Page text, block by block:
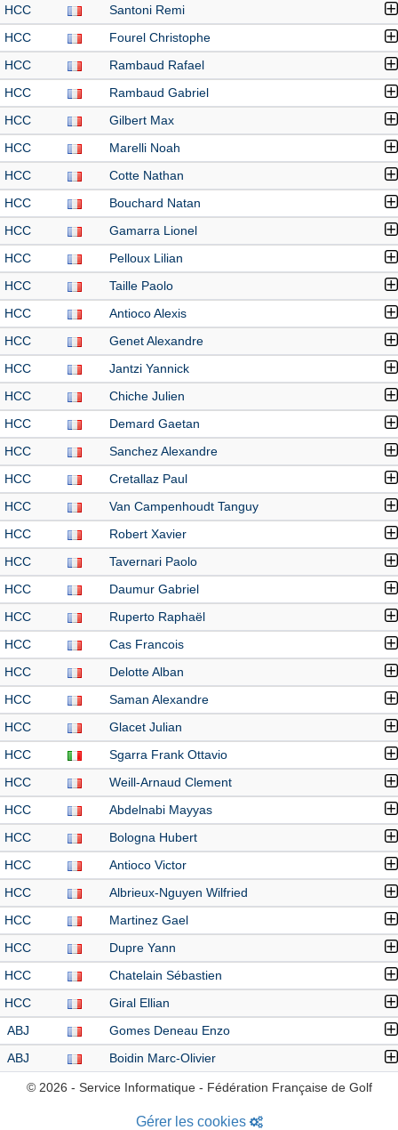
HCC Santoni Remi
HCC Fourel Christophe
HCC Rambaud Rafael
HCC Rambaud Gabriel
HCC Gilbert Max
HCC Marelli Noah
HCC Cotte Nathan
HCC Bouchard Natan
HCC Gamarra Lionel
HCC Pelloux Lilian
HCC Taille Paolo
HCC Antioco Alexis
HCC Genet Alexandre
HCC Jantzi Yannick
HCC Chiche Julien
HCC Demard Gaetan
HCC Sanchez Alexandre
HCC Cretallaz Paul
HCC Van Campenhoudt Tanguy
HCC Robert Xavier
HCC Tavernari Paolo
HCC Daumur Gabriel
HCC Ruperto Raphaël
HCC Cas Francois
HCC Delotte Alban
HCC Saman Alexandre
HCC Glacet Julian
HCC Sgarra Frank Ottavio
HCC Weill-Arnaud Clement
HCC Abdelnabi Mayyas
HCC Bologna Hubert
HCC Antioco Victor
HCC Albrieux-Nguyen Wilfried
HCC Martinez Gael
HCC Dupre Yann
HCC Chatelain Sébastien
HCC Giral Ellian
ABJ Gomes Deneau Enzo
ABJ Boidin Marc-Olivier
© 2026 - Service Informatique - Fédération Française de Golf
Gérer les cookies